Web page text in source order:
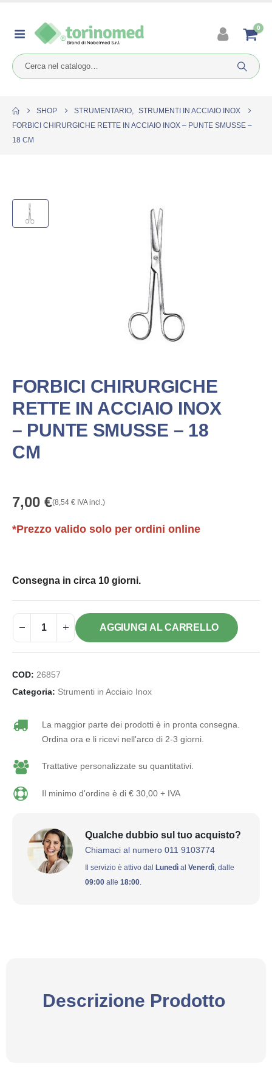
0
SHOP STRUMENTARIO, STRUMENTI IN ACCIAIO INOX
FORBICI CHIRURGICHE RETTE IN ACCIAIO INOX – PUNTE SMUSSE –
18 CM
FORBICI CHIRURGICHE
RETTE IN ACCIAIO INOX
– PUNTE SMUSSE – 18
CM
7,00 €(8,54 € IVA incl.)
*Prezzo valido solo per ordini online
Consegna in circa 10 giorni.
AGGIUNGI AL CARRELLO
COD: 26857
Categoria: Strumenti in Acciaio Inox
La maggior parte dei prodotti è in pronta consegna.
Ordina ora e li ricevi nell'arco di 2-3 giorni.
Trattative personalizzate su quantitativi.
Il minimo d'ordine è di € 30,00 + IVA
Qualche dubbio sul tuo acquisto?
Chiamaci al numero 011 9103774
Il servizio è attivo dal Lunedì al Venerdì, dalle
09:00 alle 18:00.
Descrizione Prodotto